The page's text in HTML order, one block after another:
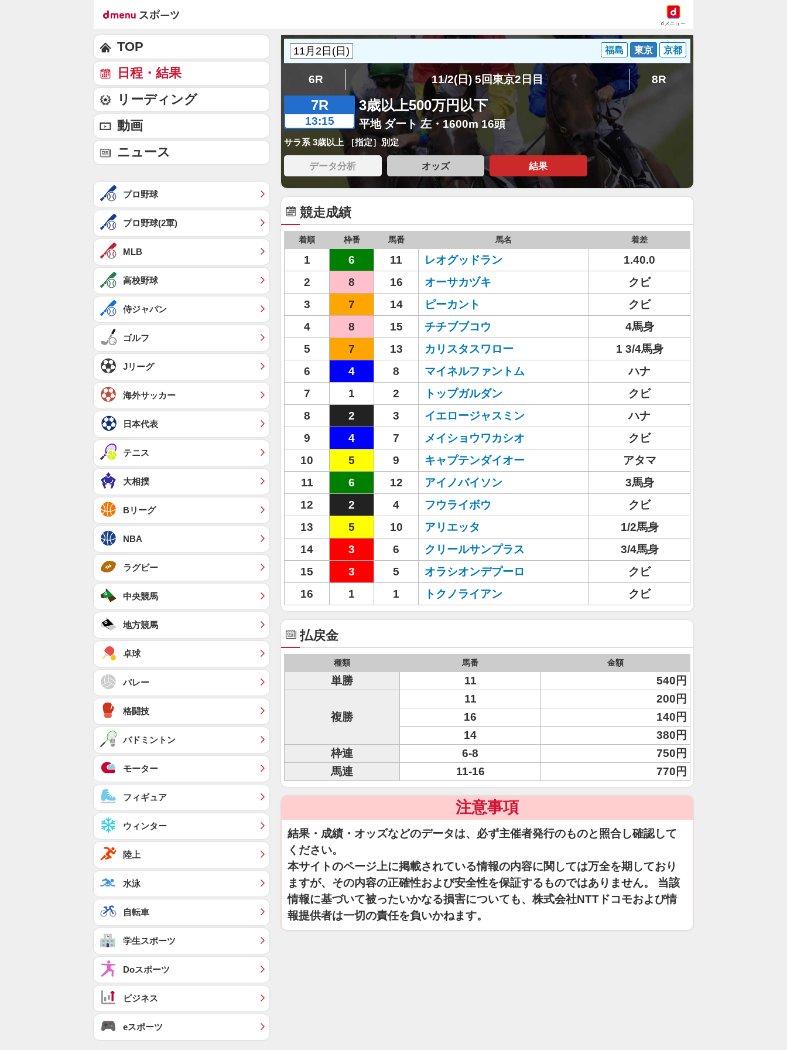
dメニュー
福島 東京 京都
6R 11/2(日) 5回東京2日目 8R
7R
13:15
3歳以上500万円以下
平地 ダート 左・1600m 16頭
サラ系 3歳以上 ［指定］別定
データ分析 オッズ 結果
競走成績
着順 枠番 馬番 馬名 着差
1 6 11 レオグッドラン
1.40.0
2
8 16 オーサカヅキ
クビ
3
7 14 ピーカント
クビ
4
8 15 チチブブコウ
4馬身
5
7 13 カリスタスワロー
1 3/4馬身
6
4 8 マイネルファントム
ハナ
7
1 2 トップガルダン
クビ
8
2 3 イエロージャスミン
ハナ
9
4 7 メイショウワカシオ
クビ
10
5 9 キャプテンダイオー
アタマ
11
6 12 アイノバイソン
3馬身
12
2 4 フウライボウ
クビ
13
5 10 アリエッタ
1/2馬身
14
3 6 クリールサンプラス
3/4馬身
15
3 5 オラシオンデプーロ
クビ
16
1 1 トクノライアン クビ
払戻金
種類 馬番 金額
単勝 11 540円
複勝
11
200円
16
140円
14
380円
枠連
6-8
750円
馬連
11-16 770円
注意事項
結果・成績・オッズなどのデータは、必ず主催者発行のものと照合し確認して
ください。
本サイトのページ上に掲載されている情報の内容に関しては万全を期しており
ますが、その内容の正確性および安全性を保証するものではありません。 当該
情報に基づいて被ったいかなる損害についても、株式会社NTTドコモおよび情
報提供者は一切の責任を負いかねます。
TOP
日程・結果
リーディング
動画
ニュース
プロ野球
プロ野球(2軍)
MLB
高校野球
侍ジャパン
ゴルフ
Jリーグ
海外サッカー
日本代表
テニス
大相撲
Bリーグ
NBA
ラグビー
中央競馬
地方競馬
卓球
バレー
格闘技
バドミントン
モーター
フィギュア
ウィンター
陸上
水泳
自転車
学生スポーツ
Doスポーツ
ビジネス
eスポーツ